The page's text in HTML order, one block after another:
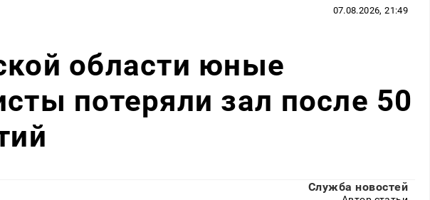
07.08.2026, 21:49
области юные
потеряли зал после 50
Служба новостей